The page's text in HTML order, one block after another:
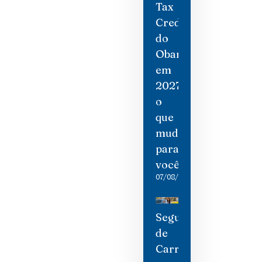
Tax
Credit
do
Obamacare
em
2027:
o
que
mudou
para
você
07/08/2026
Seguro
de
Carro